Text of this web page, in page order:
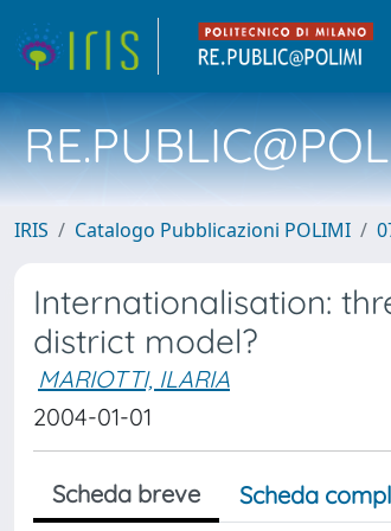
IRIS Catalogo Pubblicazioni POLIMI
Internationalisation:
district model?
MARIOTTI, ILARIA
2004-01-01
Scheda breve Scheda